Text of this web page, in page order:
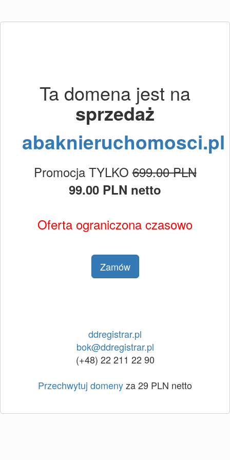
Ta domena jest na
sprzedaż
abaknieruchomosci.pl
Promocja TYLKO699.00 PLN
99.00 PLN netto
Oferta ograniczona czasowo
Zamów
ddregistrar.pl
bok@ddregistrar.pl
(+48) 22 211 22 90
Przechwytuj domenyza 29 PLN netto